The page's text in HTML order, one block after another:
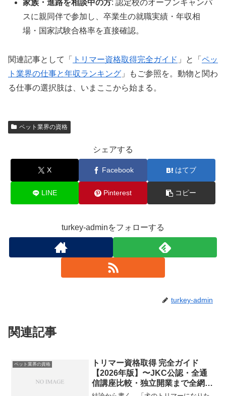
家族・進路を相談中の方: 認定校のオープンキャンパ
スに親同伴で参加し、卒業生の就職実績・年収相
場・国家試験合格率を直接確認。
関連記事として「 トリマー資格取得完全ガイド 」と「 ペッ
ト業界の仕事と年収ランキング 」もご参照を。動物と関わ
る仕事の選択肢は、いまここから始まる。
ペット業界の資格
シェアする
X Facebook はてブ
LINE Pinterest コピー
turkey-adminをフォローする
turkey-admin
関連記事
ペット業界の資格
トリマー資格取得 完全ガイド
【2026年版】〜JKC公認・全通
信講座比較・独立開業まで全網
羅〜